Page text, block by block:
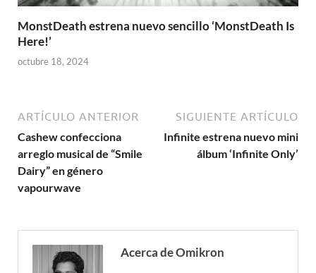
MonstDeath estrena nuevo sencillo ‘MonstDeath Is
Here!’
octubre 18, 2024
ARTÍCULO ANTERIOR
Cashew confecciona
arreglo musical de “Smile
Dairy” en género
vapourwave
SIGUIENTE ARTÍCULO
Infinite estrena nuevo mini
álbum ‘Infinite Only’
Acerca de Omikron